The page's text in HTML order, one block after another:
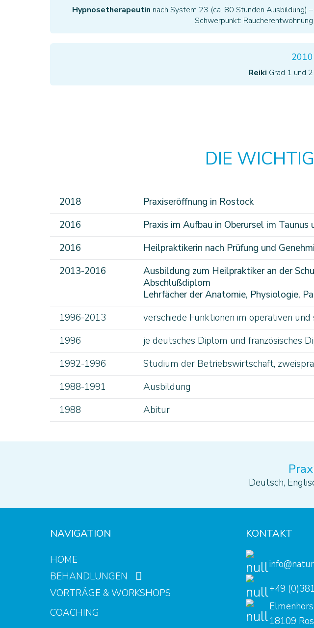
Hypnosetherapeutin nach System 23 (ca. 80 Stunden Ausbildung) –
Schwerpunkt: Raucherentwöhnung
2010
Reiki Grad 1 und 2
DIE
2018
Praxiseröffnung in Rostock
2016
Praxis im Aufbau in Oberursel im
2016
Heilpraktikerin nach Prüfung und
2013-2016
Ausbildung zum Heilpraktiker an der
Abschlußdiplom
Lehrfächer der Anatomie, Physiologie,
1996-2013
verschiede Funktionen im operativen
1996
je deutsches Diplom und französisches
1992-1996
Studium der Betriebswirtschaft,
1988-1991
Ausbildung
1988
Abitur
Deutsch,
NAVIGATION
HOME
BEHANDLUNGEN
VORTRÄGE & WORKSHOPS
COACHING
KONTAKT
+49
18109